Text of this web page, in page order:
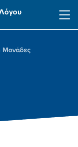
Λόγου
Μονάδες